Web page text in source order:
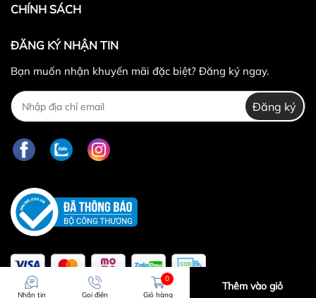
CHÍNH SÁCH
ĐĂNG KÝ NHẬN TIN
Bạn muốn nhận khuyến mãi đặc biệt? Đăng ký ngay.
Đăng ký
Nhắn tin Gọi điện
0
Giỏ hàng
Thêm vào giỏ